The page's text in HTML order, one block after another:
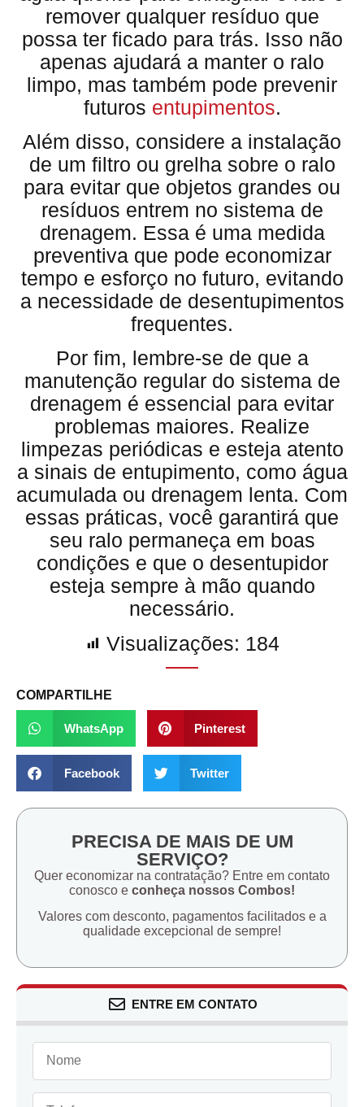
remover qualquer resíduo que
possa ter ficado para trás. Isso não
apenas ajudará a manter o ralo
limpo, mas também pode prevenir
futuros entupimentos.
Além disso, considere a instalação
de um filtro ou grelha sobre o ralo
para evitar que objetos grandes ou
resíduos entrem no sistema de
drenagem. Essa é uma medida
preventiva que pode economizar
tempo e esforço no futuro, evitando
a necessidade de desentupimentos
frequentes.
Por fim, lembre-se de que a
manutenção regular do sistema de
drenagem é essencial para evitar
problemas maiores. Realize
limpezas periódicas e esteja atento
a sinais de entupimento, como água
acumulada ou drenagem lenta. Com
essas práticas, você garantirá que
seu ralo permaneça em boas
condições e que o desentupidor
esteja sempre à mão quando
necessário.
Visualizações: 184
COMPARTILHE
WhatsApp Pinterest
Facebook Twitter
PRECISA DE MAIS DE UM
SERVIÇO?
Quer economizar na contratação? Entre em contato
conosco e conheça nossos Combos!
Valores com desconto, pagamentos facilitados e a
qualidade excepcional de sempre!
ENTRE EM CONTATO